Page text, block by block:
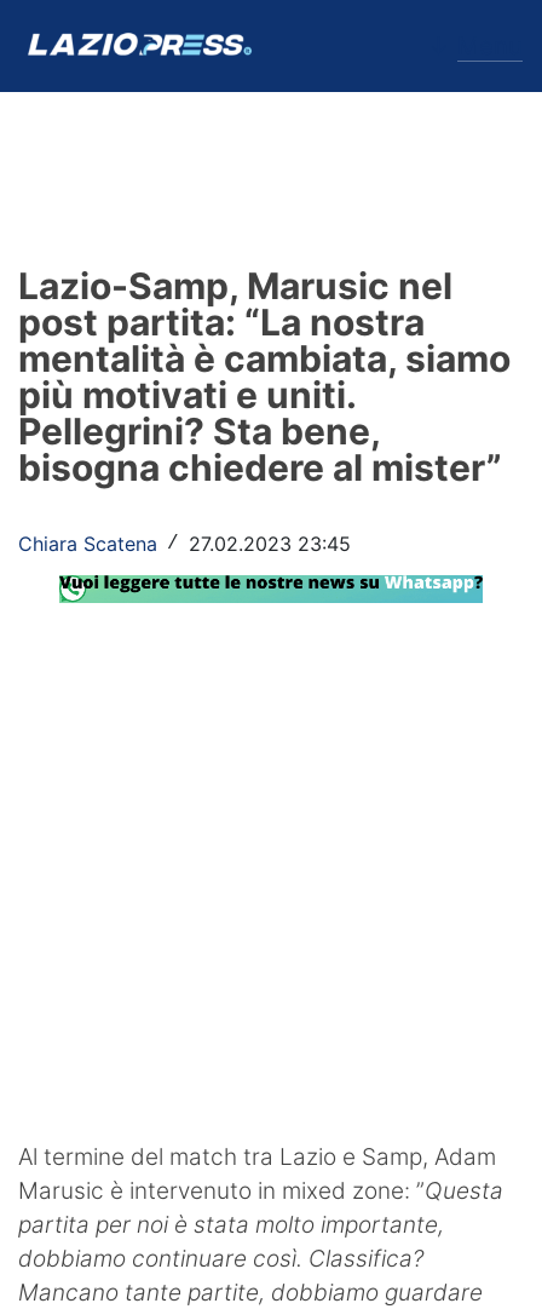
Formello
Infortuni
Primavera
Calciomercato
Rassegna Lazio
Contatti
Lazio-Samp, Marusic nel
post partita: “La nostra
mentalità è cambiata, siamo
più motivati e uniti.
Pellegrini? Sta bene,
bisogna chiedere al mister”
Chiara Scatena / 27.02.2023 23:45
Al termine del match tra Lazio e Samp, Adam
Marusic è intervenuto in mixed zone: ”Questa
partita per noi è stata molto importante,
dobbiamo continuare così. Classifica?
Mancano tante partite, dobbiamo guardare